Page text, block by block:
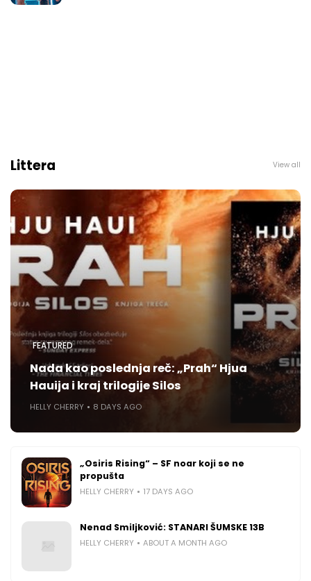
Littera View all
FEATURED
Nada kao poslednja reč: „Prah“ Hjua
Hauija i kraj trilogije Silos
HELLY CHERRY 8 DAYS AGO
„Osiris Rising“ – SF noar koji se ne
propušta
HELLY CHERRY 17 DAYS AGO
Nenad Smiljković: STANARI ŠUMSKE 13B
HELLY CHERRY ABOUT A MONTH AGO